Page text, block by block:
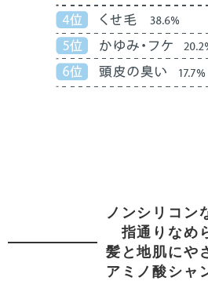
ノンシリコン
指通りなめ
髪と地肌にや
アミノ酸シャ